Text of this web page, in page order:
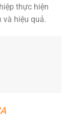
thực hiện
và hiệu quả.